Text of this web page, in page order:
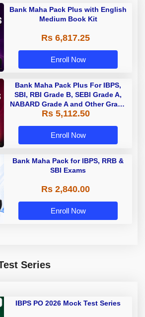
Bank Maha Pack Plus with English
Medium Book Kit
Rs 6,817.25
Enroll Now
Bank Maha Pack Plus For IBPS,
SBI, RBI Grade B, SEBI Grade A,
NABARD Grade A and Other Grade
A & Grade B Bank Exams
Rs 5,112.50
Enroll Now
Bank Maha Pack for IBPS, RRB &
SBI Exams
Rs 2,840.00
Enroll Now
Series
IBPS PO 2026 Mock Test Series